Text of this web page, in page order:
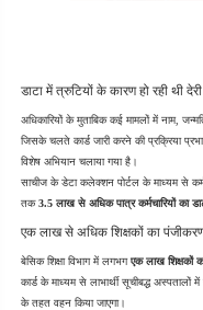
डाटा में त्रुटियों के कारण हो रही थी देरी
अधिकारियों के मुताबिक कई मामलों में नाम,
जिसके चलते कार्ड जारी करने की प्रक्रिया
विशेष अभियान चलाया गया है।
साचीज के डेटा कलेक्शन पोर्टल के माध्यम से
तक 3.5 लाख से अधिक पात्र कर्मचारियों का
एक लाख से अधिक शिक्षकों का
बेसिक शिक्षा विभाग में लगभग एक लाख शिक्षकों
कार्ड के माध्यम से लाभार्थी सूचीबद्ध अस्पतालों
के तहत वहन किया जाएगा।